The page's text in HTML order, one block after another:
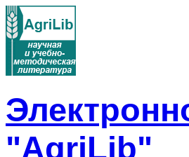
"AgriLib"